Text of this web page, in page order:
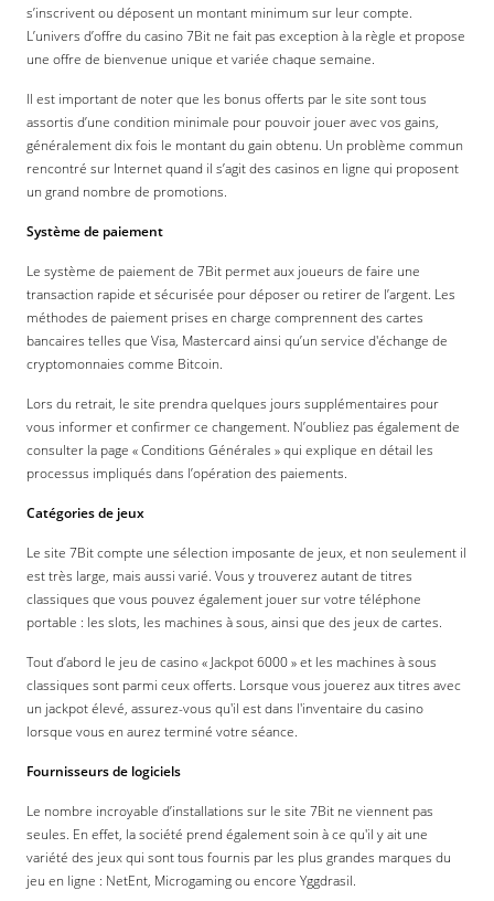
s’inscrivent ou déposent un montant minimum sur leur compte.
L’univers d’offre du casino 7Bit ne fait pas exception à la règle et propose
une offre de bienvenue unique et variée chaque semaine.
Il est important de noter que les bonus offerts par le site sont tous
assortis d’une condition minimale pour pouvoir jouer avec vos gains,
généralement dix fois le montant du gain obtenu. Un problème commun
rencontré sur Internet quand il s’agit des casinos en ligne qui proposent
un grand nombre de promotions.
Système de paiement
Le système de paiement de 7Bit permet aux joueurs de faire une
transaction rapide et sécurisée pour déposer ou retirer de l’argent. Les
méthodes de paiement prises en charge comprennent des cartes
bancaires telles que Visa, Mastercard ainsi qu’un service d'échange de
cryptomonnaies comme Bitcoin.
Lors du retrait, le site prendra quelques jours supplémentaires pour
vous informer et confirmer ce changement. N’oubliez pas également de
consulter la page « Conditions Générales » qui explique en détail les
processus impliqués dans l’opération des paiements.
Catégories de jeux
Le site 7Bit compte une sélection imposante de jeux, et non seulement il
est très large, mais aussi varié. Vous y trouverez autant de titres
classiques que vous pouvez également jouer sur votre téléphone
portable : les slots, les machines à sous, ainsi que des jeux de cartes.
Tout d’abord le jeu de casino « Jackpot 6000 » et les machines à sous
classiques sont parmi ceux offerts. Lorsque vous jouerez aux titres avec
un jackpot élevé, assurez-vous qu'il est dans l'inventaire du casino
lorsque vous en aurez terminé votre séance.
Fournisseurs de logiciels
Le nombre incroyable d’installations sur le site 7Bit ne viennent pas
seules. En effet, la société prend également soin à ce qu'il y ait une
variété des jeux qui sont tous fournis par les plus grandes marques du
jeu en ligne : NetEnt, Microgaming ou encore Yggdrasil.